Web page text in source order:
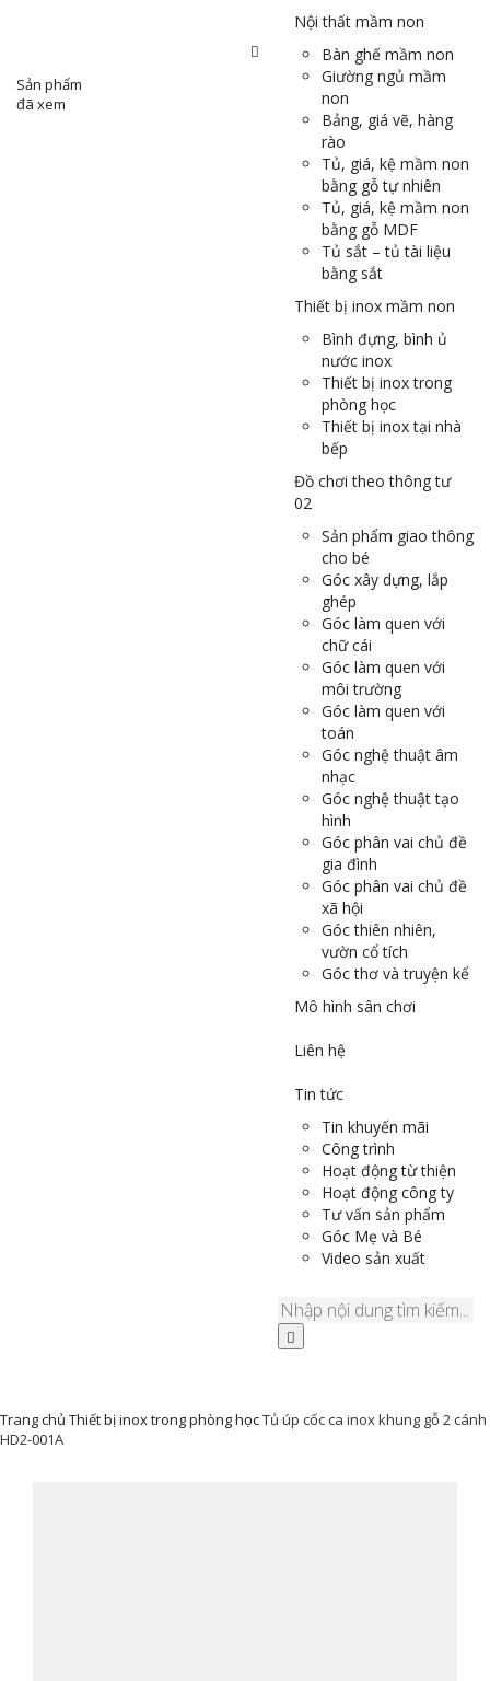
Sản phẩm
đã xem
Nội thất mầm non
Bàn ghế mầm non
Giường ngủ mầm
non
Bảng, giá vẽ, hàng
rào
Tủ, giá, kệ mầm non
bằng gỗ tự nhiên
Tủ, giá, kệ mầm non
bằng gỗ MDF
Tủ sắt – tủ tài liệu
bằng sắt
Thiết bị inox mầm non
Bình đựng, bình ủ
nước inox
Thiết bị inox trong
phòng học
Thiết bị inox tại nhà
bếp
Đồ chơi theo thông tư
02
Sản phẩm giao thông
cho bé
Góc xây dựng, lắp
ghép
Góc làm quen với
chữ cái
Góc làm quen với
môi trường
Góc làm quen với
toán
Góc nghệ thuật âm
nhạc
Góc nghệ thuật tạo
hình
Góc phân vai chủ đề
gia đình
Góc phân vai chủ đề
xã hội
Góc thiên nhiên,
vườn cổ tích
Góc thơ và truyện kể
Mô hình sân chơi
Liên hệ
Tin tức
Tin khuyến mãi
Công trình
Hoạt động từ thiện
Hoạt động công ty
Tư vấn sản phẩm
Góc Mẹ và Bé
Video sản xuất
Trang chủ Thiết bị inox trong phòng họcTủ úp cốc ca inox khung gỗ 2 cánh
HD2-001A